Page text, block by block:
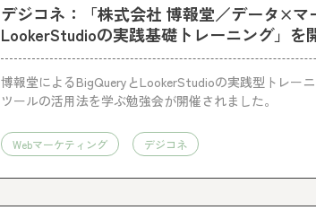
デジコネ：「株式会社 博報堂／データ×マ
LookerStudioの実践基礎トレーニング」を
博報堂によるBigQueryとLookerStudioの実践型トレー
ツールの活用法を学ぶ勉強会が開催されました。
Webマーケティング デジコネ